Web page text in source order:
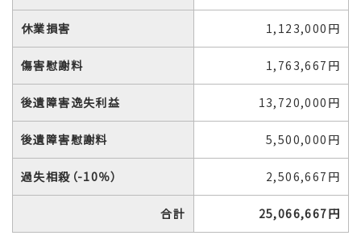
休業損害 1,123,000円
傷害慰謝料 1,763,667円
後遺障害逸失利益 13,720,000円
後遺障害慰謝料 5,500,000円
過失相殺（-10％） 2,506,667円
合計 25,066,667円